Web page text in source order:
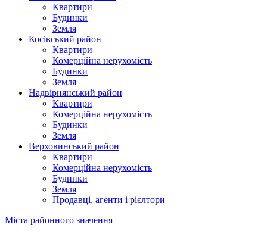
Квартири
Будинки
Земля
Косівський район
Квартири
Комерційна нерухомість
Будинки
Земля
Надвірнянський район
Квартири
Комерційна нерухомість
Будинки
Земля
Верховинський район
Квартири
Комерційна нерухомість
Будинки
Земля
Продавці, агенти і рієлтори
Міста районного значення